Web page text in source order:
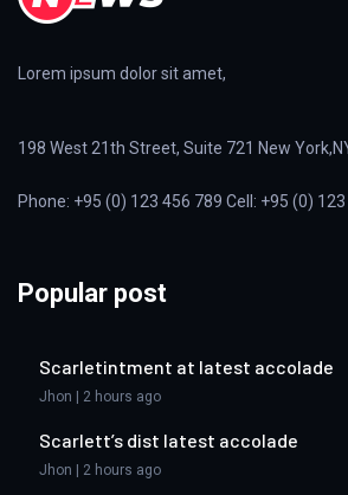
Lorem ipsum dolor sit amet,
198 West 21th Street, Suite 721 New
Phone: +95 (0) 123 456 789 Cell: +95 (0)
Popular post
Scarletintment at latest accolade
Jhon | 2 hours ago
Scarlett’s dist latest accolade
Jhon | 2 hours ago